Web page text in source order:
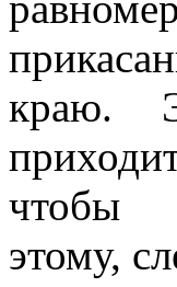
краю.
чтобы
этому,